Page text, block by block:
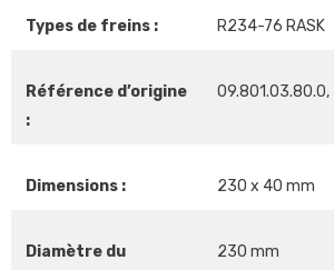
Types de freins : R234-76 RASK
Référence d’origine
:
09.801.03.80.0,
Dimensions : 230 x 40 mm
Diamètre du
230 mm